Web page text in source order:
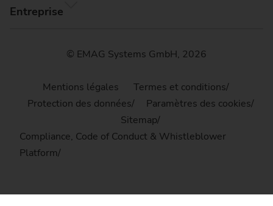
Entreprise
© EMAG Systems GmbH, 2026
Mentions légales
Termes et conditions
Protection des données
Paramètres des cookies
Sitemap
Compliance, Code of Conduct & Whistleblower
Platform